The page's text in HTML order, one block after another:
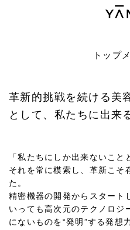
トップ
革新的挑戦を続ける美
として、私たちに出来
「私たちにしか出来ないこと
それを常に模索し、革新こそ
た。
精密機器の開発からスタート
いっても高次元のテクノロジ
にないものを“発明”する発想